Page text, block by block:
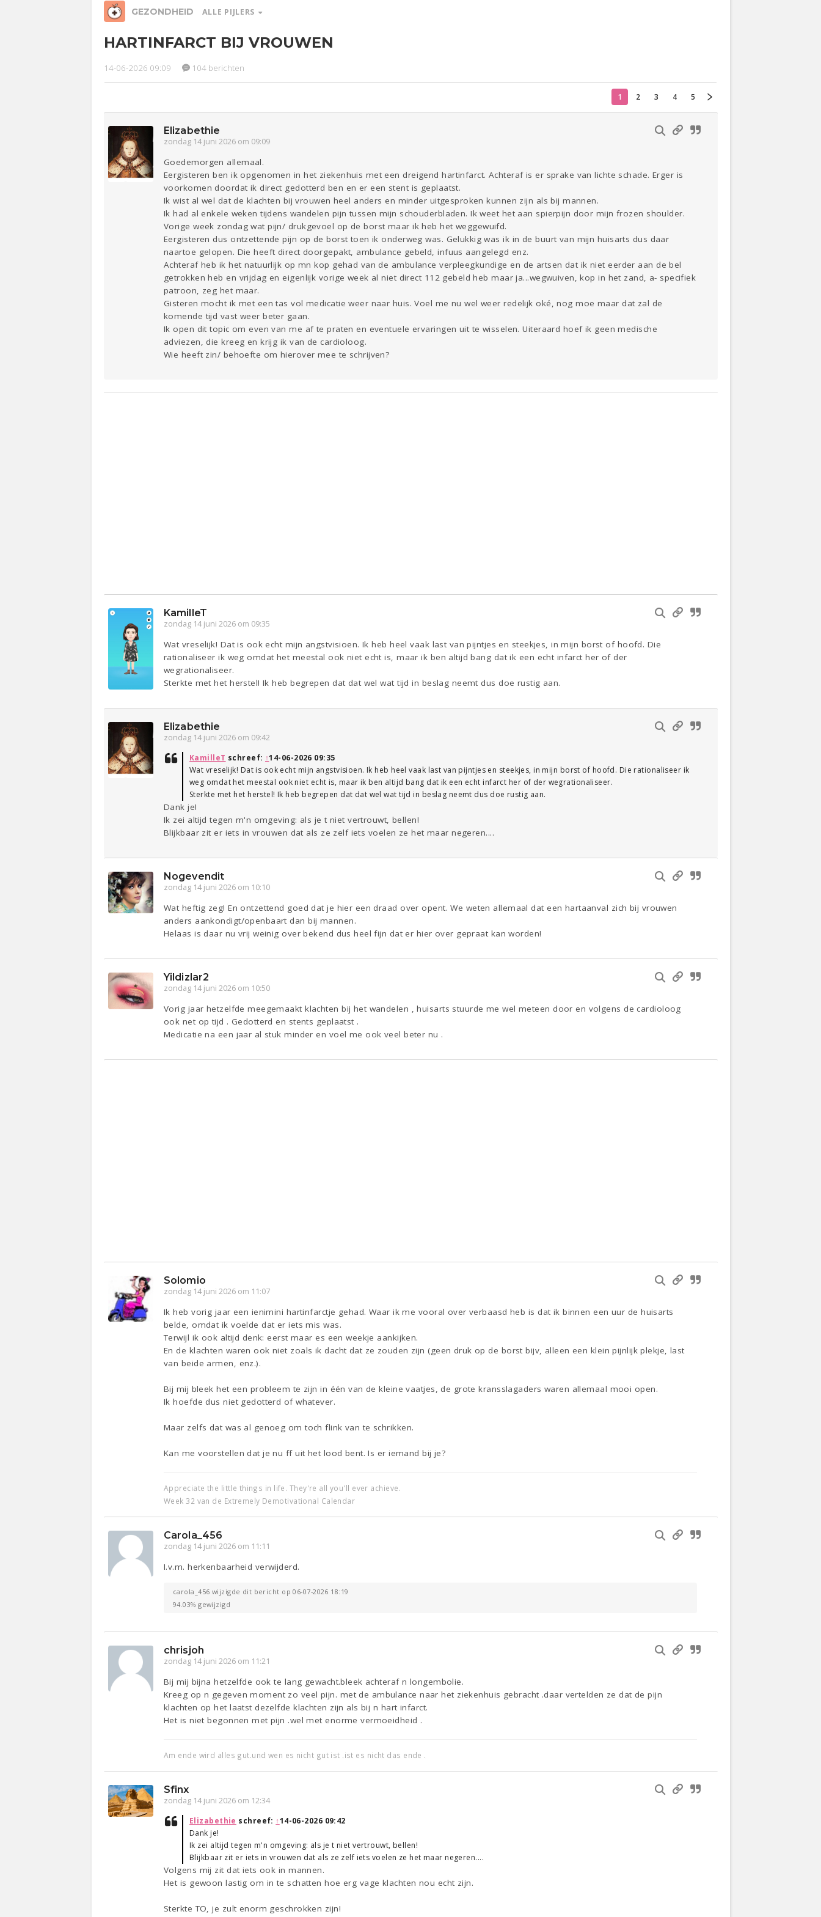
GEZONDHEID ALLE PIJLERS
Beauty
Klussen
Sport
HARTINFARCT BIJ VROUWEN
14-06-2026 09:09 104 berichten
1 2 3 4 5
Elizabethie
zondag 14 juni 2026 om 09:09
Goedemorgen allemaal.
Eergisteren ben ik opgenomen in het ziekenhuis met een dreigend hartinfarct. Achteraf is er sprake van lichte schade. Erger is
voorkomen doordat ik direct gedotterd ben en er een stent is geplaatst.
Ik wist al wel dat de klachten bij vrouwen heel anders en minder uitgesproken kunnen zijn als bij mannen.
Ik had al enkele weken tijdens wandelen pijn tussen mijn schouderbladen. Ik weet het aan spierpijn door mijn frozen shoulder.
Vorige week zondag wat pijn/ drukgevoel op de borst maar ik heb het weggewuifd.
Eergisteren dus ontzettende pijn op de borst toen ik onderweg was. Gelukkig was ik in de buurt van mijn huisarts dus daar
naartoe gelopen. Die heeft direct doorgepakt, ambulance gebeld, infuus aangelegd enz.
Achteraf heb ik het natuurlijk op mn kop gehad van de ambulance verpleegkundige en de artsen dat ik niet eerder aan de bel
getrokken heb en vrijdag en eigenlijk vorige week al niet direct 112 gebeld heb maar ja...wegwuiven, kop in het zand, a- specifiek
patroon, zeg het maar.
Gisteren mocht ik met een tas vol medicatie weer naar huis. Voel me nu wel weer redelijk oké, nog moe maar dat zal de
komende tijd vast weer beter gaan.
Ik open dit topic om even van me af te praten en eventuele ervaringen uit te wisselen. Uiteraard hoef ik geen medische
adviezen, die kreeg en krijg ik van de cardioloog.
Wie heeft zin/ behoefte om hierover mee te schrijven?
KamilleT
zondag 14 juni 2026 om 09:35
Wat vreselijk! Dat is ook echt mijn angstvisioen. Ik heb heel vaak last van pijntjes en steekjes, in mijn borst of hoofd. Die
rationaliseer ik weg omdat het meestal ook niet echt is, maar ik ben altijd bang dat ik een echt infarct her of der
wegrationaliseer.
Sterkte met het herstel! Ik heb begrepen dat dat wel wat tijd in beslag neemt dus doe rustig aan.
Elizabethie
zondag 14 juni 2026 om 09:42
KamilleT schreef: ↑14-06-2026 09:35
Wat vreselijk! Dat is ook echt mijn angstvisioen. Ik heb heel vaak last van pijntjes en steekjes, in mijn borst of hoofd. Die rationaliseer ik
weg omdat het meestal ook niet echt is, maar ik ben altijd bang dat ik een echt infarct her of der wegrationaliseer.
Sterkte met het herstel! Ik heb begrepen dat dat wel wat tijd in beslag neemt dus doe rustig aan.
Dank je!
Ik zei altijd tegen m'n omgeving: als je t niet vertrouwt, bellen!
Blijkbaar zit er iets in vrouwen dat als ze zelf iets voelen ze het maar negeren....
Nogevendit
zondag 14 juni 2026 om 10:10
Wat heftig zeg! En ontzettend goed dat je hier een draad over opent. We weten allemaal dat een hartaanval zich bij vrouwen
anders aankondigt/openbaart dan bij mannen.
Helaas is daar nu vrij weinig over bekend dus heel fijn dat er hier over gepraat kan worden!
Yildizlar2
zondag 14 juni 2026 om 10:50
Vorig jaar hetzelfde meegemaakt klachten bij het wandelen , huisarts stuurde me wel meteen door en volgens de cardioloog
ook net op tijd . Gedotterd en stents geplaatst .
Medicatie na een jaar al stuk minder en voel me ook veel beter nu .
Solomio
zondag 14 juni 2026 om 11:07
Ik heb vorig jaar een ienimini hartinfarctje gehad. Waar ik me vooral over verbaasd heb is dat ik binnen een uur de huisarts
belde, omdat ik voelde dat er iets mis was.
Terwijl ik ook altijd denk: eerst maar es een weekje aankijken.
En de klachten waren ook niet zoals ik dacht dat ze zouden zijn (geen druk op de borst bijv, alleen een klein pijnlijk plekje, last
van beide armen, enz.).
Bij mij bleek het een probleem te zijn in één van de kleine vaatjes, de grote kransslagaders waren allemaal mooi open.
Ik hoefde dus niet gedotterd of whatever.
Maar zelfs dat was al genoeg om toch flink van te schrikken.
Kan me voorstellen dat je nu ff uit het lood bent. Is er iemand bij je?
Appreciate the little things in life. They're all you'll ever achieve.
Week 32 van de Extremely Demotivational Calendar
Carola_456
zondag 14 juni 2026 om 11:11
I.v.m. herkenbaarheid verwijderd.
carola_456 wijzigde dit bericht op 06-07-2026 18:19
94.03% gewijzigd
chrisjoh
zondag 14 juni 2026 om 11:21
Bij mij bijna hetzelfde ook te lang gewacht.bleek achteraf n longembolie.
Kreeg op n gegeven moment zo veel pijn. met de ambulance naar het ziekenhuis gebracht .daar vertelden ze dat de pijn
klachten op het laatst dezelfde klachten zijn als bij n hart infarct.
Het is niet begonnen met pijn .wel met enorme vermoeidheid .
Am ende wird alles gut.und wen es nicht gut ist .ist es nicht das ende .
Sfinx
zondag 14 juni 2026 om 12:34
Elizabethie schreef: ↑14-06-2026 09:42
Dank je!
Ik zei altijd tegen m'n omgeving: als je t niet vertrouwt, bellen!
Blijkbaar zit er iets in vrouwen dat als ze zelf iets voelen ze het maar negeren....
Volgens mij zit dat iets ook in mannen.
Het is gewoon lastig om in te schatten hoe erg vage klachten nou echt zijn.
Sterkte TO, je zult enorm geschrokken zijn!